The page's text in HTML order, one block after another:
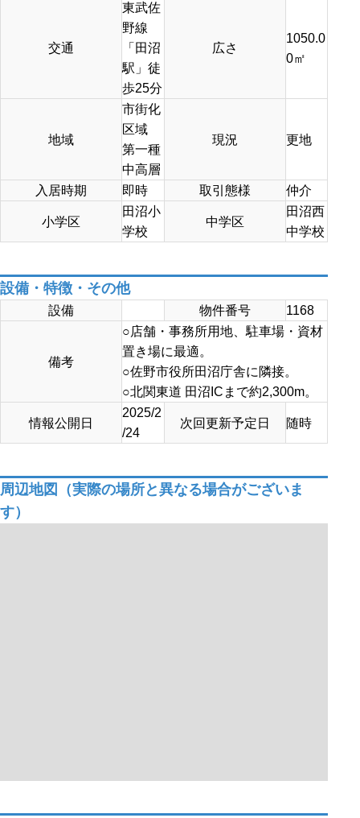
交通
東武佐
野線
「田沼
駅」徒
歩25分
広さ
1050.0
0㎡
地域
市街化
区域
第一種
中高層
現況 更地
入居時期 即時 取引態様 仲介
小学区
田沼小
学校
中学区
田沼西
中学校
設備・特徴・その他
設備 物件番号 1168
備考
○店舗・事務所用地、駐車場・資材
置き場に最適。
○佐野市役所田沼庁舎に隣接。
○北関東道 田沼ICまで約2,300m。
情報公開日
2025/2
/24
次回更新予定日 随時
周辺地図（実際の場所と異なる場合がございま
す）